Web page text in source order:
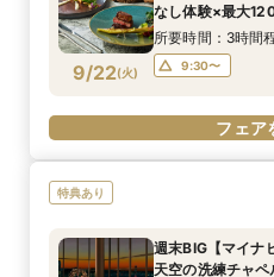
9/22(火)
なし体験×最大
所要時間：3時間
9:30〜
フェア
特典あり
週末BIG【マイナ
天空の洗練チャ